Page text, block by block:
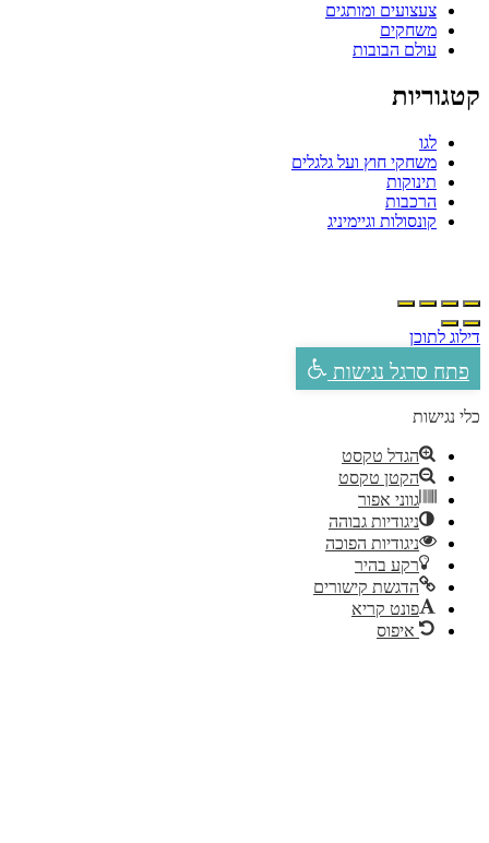
צעצועים ומותגים
משחקים
עולם הבובות
לגו
משחקי חוץ ועל גלגלים
תינוקות
הרכבות
קונסולות וגיימיניג
לתוכן
פתח סרגל נגישות
נגישות
הגדל טקסט
הקטן טקסט
גווני אפור
ניגודיות גבוהה
ניגודיות הפוכה
רקע בהיר
הדגשת קישורים
פונט קריא
איפוס